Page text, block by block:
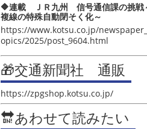
🔶連載 ＪＲ九州 信号通信課の挑戦
複線の特殊自動閉そく化～
https://www.kotsu.co.jp/
opics/2025/post_9604.html
🎁交通新聞社 通販
https://zpgshop.kotsu.co.jp/
🔛あわせて読みたい